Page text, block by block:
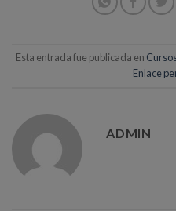
Esta entrada fue publicada en
Enlace
ADMIN